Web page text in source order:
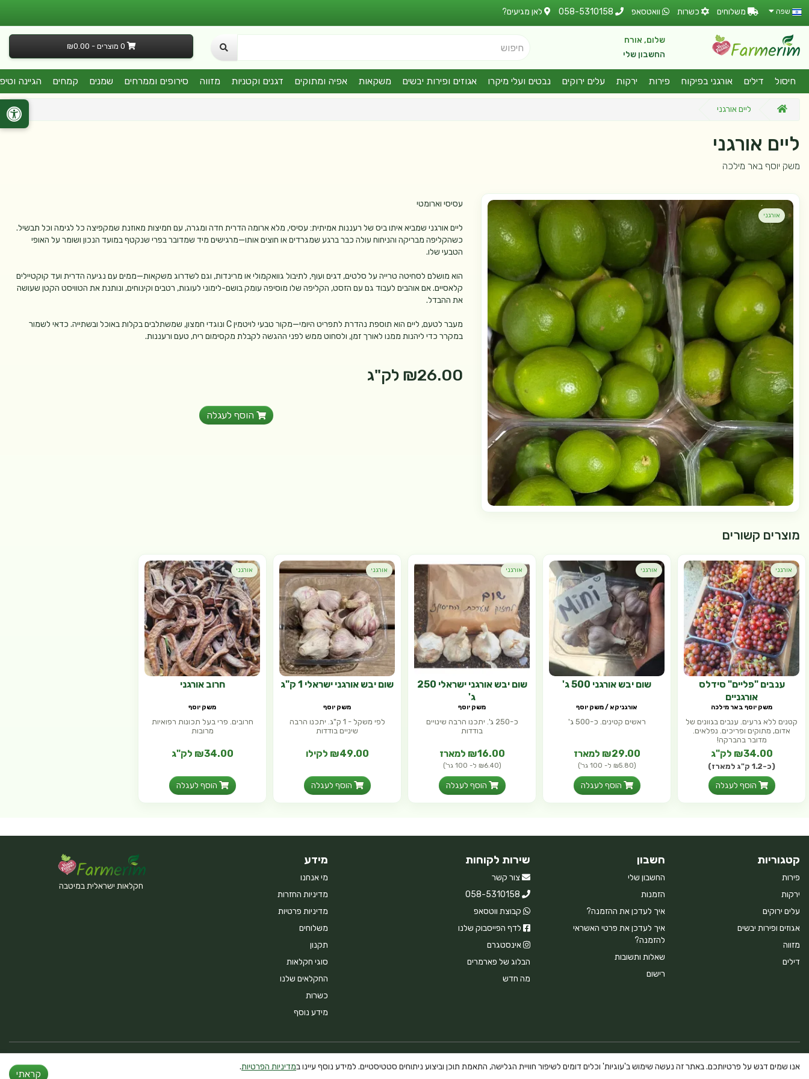
שפה משלוחים כשרות וואטסאפ 058-5310158 לאן מגיעים?
שלום, אורח
החשבון שלי
חיפוש
0 מוצרים - ₪0.00
חיסול דילים אורגני בפיקוח פירות ירקות עלים ירוקים נבטים ועלי מיקרו אגוזים ופירות יבשים משקאות אפיה ומתוקים דגנים וקטניות מזווה סירופים וממרחים שמנים קמחים הגיינה
ליים אורגני
ליים אורגני
משק יוסף באר מילכה
אורגני
עסיסי וארומטי
ליים אורגני שמביא איתו ביס של רעננות אמיתית: עסיסי, מלא ארומה הדרית חדה ומגרה, עם חמיצות מאוזנת שמקפיצה כל לגימה וכל תבשיל.
כשהקליפה מבריקה והניחוח עולה כבר ברגע שמגרדים או חוצים אותו—מרגישים מיד שמדובר בפרי שנקטף במועד הנכון ושומר על האופי
הטבעי שלו.
הוא מושלם לסחיטה טרייה על סלטים, דגים ועוף, לתיבול גוואקמולי או מרינדות, וגם לשדרוג משקאות—ממים עם נגיעה הדרית ועד קוקטיילים
קלאסיים. אם אוהבים לעבוד גם עם הזסט, הקליפה שלו מוסיפה עומק בושם-לימוני לעוגות, רטבים וקינוחים, ונותנת את הטוויסט הקטן שעושה
את ההבדל.
מעבר לטעם, ליים הוא תוספת נהדרת לתפריט היומי—מקור טבעי לויטמין C ונוגדי חמצון, שמשתלבים בקלות באוכל ובשתייה. כדאי לשמור
במקרר כדי ליהנות ממנו לאורך זמן, ולסחוט ממש לפני ההגשה לקבלת מקסימום ריח, טעם ורעננות.
₪26.00 לק"ג
הוסף לעגלה
מוצרים קשורים
אורגני
ענבים "פליים" סידלס
אורגניים
משק יוסף באר מילכה
קטנים ללא גרעים. ענבים בגוונים של
אדום, מתוקים ופריכים. נפלאים.
מדובר בהברקה!
₪34.00 לק"ג
(כ-1.2 ק"ג למארז)
הוסף לעגלה
אורגני
שום יבש אורגני 500 ג'
אורגניקא / משק יוסף
ראשים קטינים. כ-500 ג'
₪29.00 למארז
(₪5.80 ל- 100 גר')
הוסף לעגלה
אורגני
שום יבש אורגני ישראלי 250
ג'
משק יוסף
כ-250 ג'. יתכנו הרבה שינויים
בודדות
₪16.00 למארז
(₪6.40 ל- 100 גר')
הוסף לעגלה
אורגני
שום יבש אורגני ישראלי 1 ק"ג
משק יוסף
לפי משקל - 1 ק"ג. יתכנו הרבה
שיניים בודדות
₪49.00 לקילו
הוסף לעגלה
אורגני
חרוב אורגני
משק יוסף
חרובים. פרי בעל תכונות רפואיות
מרובות
₪34.00 לק"ג
הוסף לעגלה
קטגוריות
פירות
ירקות
עלים ירוקים
אגוזים ופירות יבשים
מזווה
דילים
חשבון
החשבון שלי
הזמנות
איך לעדכן את ההזמנה?
איך לעדכן את פרטי האשראי
להזמנה?
שאלות ותשובות
רישום
שירות לקוחות
צור קשר
058-5310158
קבוצת ווטסאפ
לדף הפייסבוק שלנו
אינסטגרם
הבלוג של פארמרים
מה חדש
מידע
מי אנחנו
מדיניות החזרות
מדיניות פרטיות
משלוחים
תקנון
סוגי חקלאות
החקלאים שלנו
כשרות
מידע נוסף
חקלאות ישראלית במיטבה
אנו שמים דגש על פרטיותכם. באתר זה נעשה שימוש ב'עוגיות' וכלים דומים לשיפור חוויית הגלישה, התאמת תוכן וביצוע ניתוחים סטטיסטיים. למידע נוסף עיינו במדיניות הפרטיות.
קראתי